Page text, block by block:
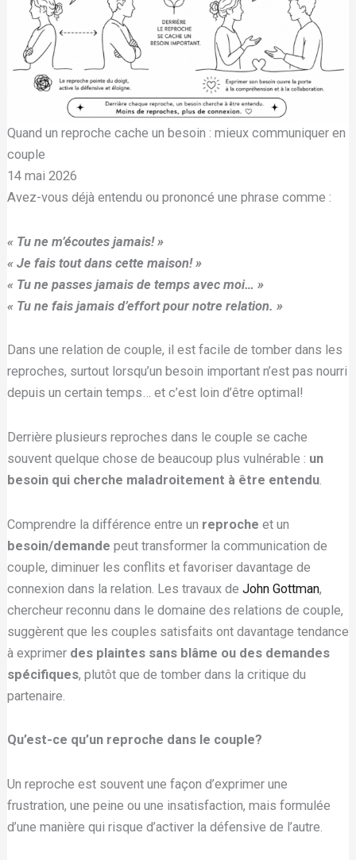
Quand un reproche cache un besoin : mieux communiquer en
couple
14 mai 2026
Avez-vous déjà entendu ou prononcé une phrase comme :
« Tu ne m’écoutes jamais! »
« Je fais tout dans cette maison! »
« Tu ne passes jamais de temps avec moi… »
« Tu ne fais jamais d’effort pour notre relation. »
Dans une relation de couple, il est facile de tomber dans les
reproches, surtout lorsqu’un besoin important n’est pas nourri
depuis un certain temps… et c’est loin d’être optimal!
Derrière plusieurs reproches dans le couple se cache
souvent quelque chose de beaucoup plus vulnérable : un
besoin qui cherche maladroitement à être entendu.
Comprendre la différence entre un reproche et un
besoin/demande peut transformer la communication de
couple, diminuer les conflits et favoriser davantage de
connexion dans la relation. Les travaux de John Gottman,
chercheur reconnu dans le domaine des relations de couple,
suggèrent que les couples satisfaits ont davantage tendance
à exprimer des plaintes sans blâme ou des demandes
spécifiques, plutôt que de tomber dans la critique du
partenaire.
Qu’est-ce qu’un reproche dans le couple?
Un reproche est souvent une façon d’exprimer une
frustration, une peine ou une insatisfaction, mais formulée
d’une manière qui risque d’activer la défensive de l’autre.